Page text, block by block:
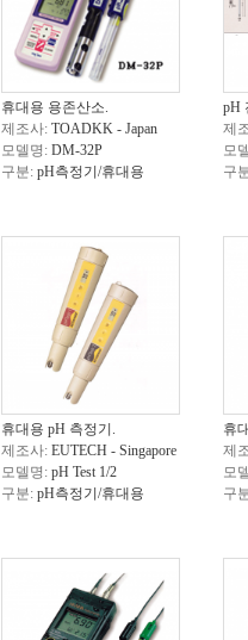
휴대용 용존산소.
제조사: TOADKK - Japan
모델명: DM-32P
구분: pH측정기/휴대용
pH
제
모
구
휴대용 pH 측정기.
제조사: EUTECH - Singapore
모델명: pH Test 1/2
구분: pH측정기/휴대용
휴
제
모
구